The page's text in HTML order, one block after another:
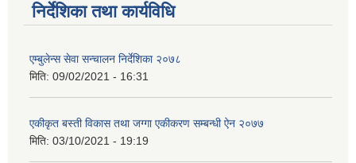
निर्देशिका तथा कार्यविधि
एम्बुलेन्स सेवा सन्चालन निर्देशिका २०७८
मिति: 09/02/2021 - 16:31
एकीकृत बस्ती विकास तथा जग्गा एकीकरण सम्बन्धी ऐन २०७७
मिति: 03/10/2021 - 19:19